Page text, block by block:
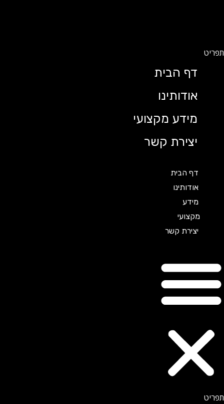
דף הבית
אודותינו
מידע מקצועי
יצירת קשר
דף הבית
אודותינו
מקצועי
יצירת קשר